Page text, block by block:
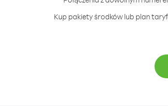
Kup pakiety środków lub plan